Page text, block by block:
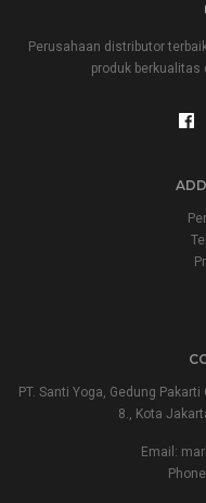
Perusahaan distributor
produk berkualitas
PT. Santi Yoga, Gedung
8., Kota
Email: